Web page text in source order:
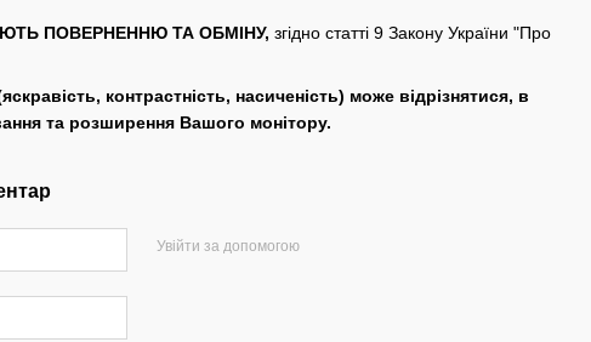
ПОВЕРНЕННЮ ТА ОБМІНУ, згідно статті 9 Закону України "Про
контрастність, насиченість) може відрізнятися, в
та розширення Вашого монітору.
Увійти за допомогою